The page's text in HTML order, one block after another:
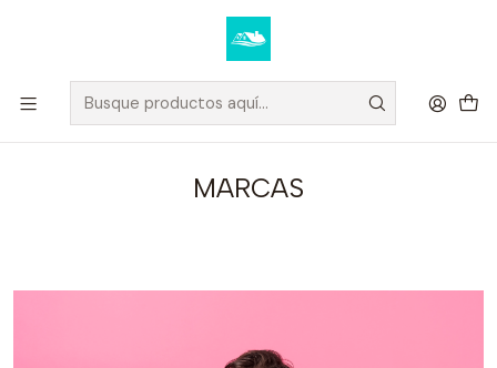
Elige tus productos y recibe tu compra a domicilio u oficina.
Ver condiciones de despacho
MARCAS
MARCAS